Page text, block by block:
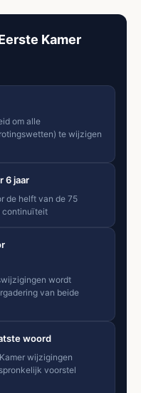
Kamer
om alle
te wijzigen
6 jaar
de helft van de 75
continuïteit
wordt
van beide
woord
wijzigingen
voorstel